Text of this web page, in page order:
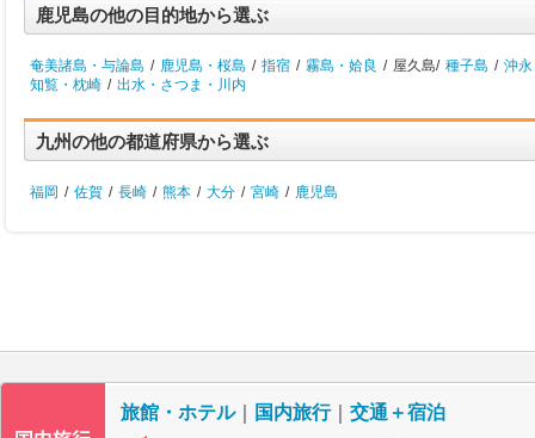
鹿児島の他の目的地から選ぶ
奄美諸島・与論島 / 鹿児島・桜島 / 指宿 / 霧島・姶良 / 屋久島/ 種子島 / 沖
知覧・枕崎 / 出水・さつま・川内
九州の他の都道府県から選ぶ
福岡 / 佐賀 / 長崎 / 熊本 / 大分 / 宮崎 / 鹿児島
旅館・ホテル｜ 国内旅行｜ 交通＋宿泊